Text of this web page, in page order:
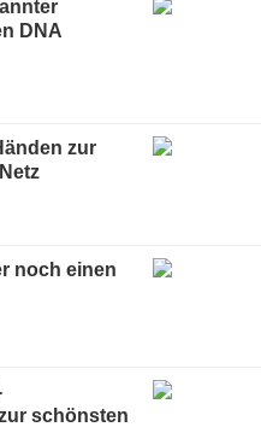
DNA
zur
noch einen
schönsten